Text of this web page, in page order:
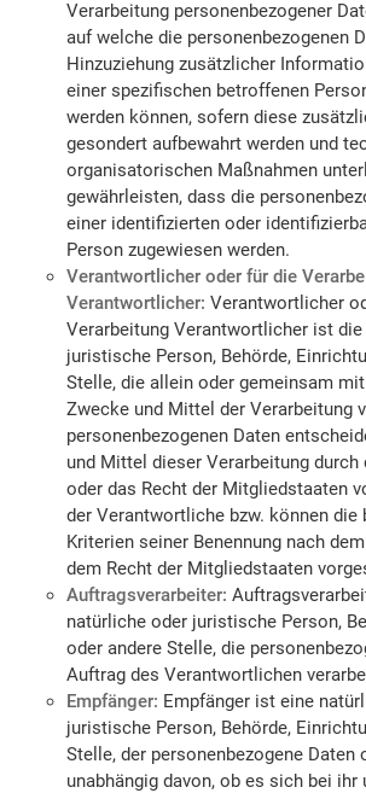
Verarbeitung personenbezogener
auf welche die personenbezogenen
Hinzuziehung zusätzlicher
einer spezifischen betroffenen
werden können, sofern diese
gesondert aufbewahrt werden und
organisatorischen Maßnahmen
gewährleisten, dass die
einer identifizierten oder
Person zugewiesen werden.
Verantwortlicher oder für die
Verantwortlicher: Verantwortlicher
Verarbeitung Verantwortlicher ist
juristische Person, Behörde,
Stelle, die allein oder gemeinsam
Zwecke und Mittel der Verarbeitung
personenbezogenen Daten
und Mittel dieser Verarbeitung durch
oder das Recht der Mitgliedstaaten
der Verantwortliche bzw. können die
Kriterien seiner Benennung nach
dem Recht der Mitgliedstaaten
Auftragsverarbeiter:
natürliche oder juristische Person,
oder andere Stelle, die
Auftrag des Verantwortlichen
Empfänger: Empfänger ist eine
juristische Person, Behörde,
Stelle, der personenbezogene Daten
unabhängig davon, ob es sich bei ihr